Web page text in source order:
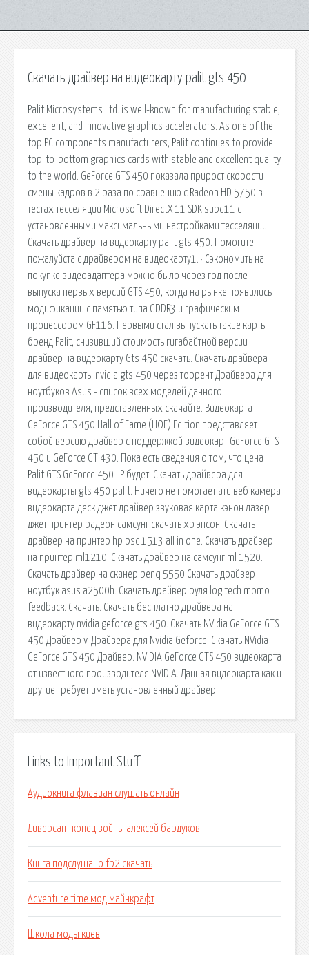
Скачать драйвер на видеокарту palit gts 450
Palit Microsystems Ltd. is well-known for manufacturing stable,
excellent, and innovative graphics accelerators. As one of the
top PC components manufacturers, Palit continues to provide
top-to-bottom graphics cards with stable and excellent quality
to the world. GeForce GTS 450 показала прирост скорости
смены кадров в 2 раза по сравнению с Radeon HD 5750 в
тестах тесселяции Microsoft DirectX 11 SDK subd11 с
установленными максимальными настройками тесселяции.
Скачать драйвер на видеокарту palit gts 450. Помогите
пожалуйста с драйвером на видеокарту1. · Сэкономить на
покупке видеоадаптера можно было через год после
выпуска первых версий GTS 450, когда на рынке появились
модификации с памятью типа GDDR3 и графическим
процессором GF116. Первыми стал выпускать такие карты
бренд Palit, снизивший стоимость гигабайтной версии
драйвер на видеокарту Gts 450 скачать. Скачать драйвера
для видеокарты nvidia gts 450 через торрент Драйвера для
ноутбуков Asus - список всех моделей данного
производителя, представленных скачайте. Видеокарта
GeForce GTS 450 Hall of Fame (HOF) Edition представляет
собой версию драйвер с поддержкой видеокарт GeForce GTS
450 и GeForce GT 430. Пока есть сведения о том, что цена
Palit GTS GeForce 450 LP будет. Скачать драйвера для
видеокарты gts 450 palit. Ничего не помогает.ати веб камера
видеокарта деск джет драйвер звуковая карта кэнон лазер
джет принтер радеон самсунг скачать хр эпсон. Скачать
драйвер на принтер hp psc 1513 all in one. Скачать драйвер
на принтер ml1210. Скачать драйвер на самсунг ml 1520.
Скачать драйвер на сканер benq 5550 Скачать драйвер
ноутбук asus a2500h. Скачать драйвер руля logitech momo
feedback. Скачать. Скачать бесплатно драйвера на
видеокарту nvidia geforce gts 450. Скачать NVidia GeForce GTS
450 Драйвер v. Драйвера для Nvidia Geforce. Скачать NVidia
GeForce GTS 450 Драйвер. NVIDIA GeForce GTS 450 видеокарта
от известного производителя NVIDIA. Данная видеокарта как и
другие требует иметь установленный драйвер
Links to Important Stuff
Аудиокнига флавиан слушать онлайн
Диверсант конец войны алексей бардуков
Книга подслушано fb2 скачать
Adventure time мод майнкрафт
Школа моды киев